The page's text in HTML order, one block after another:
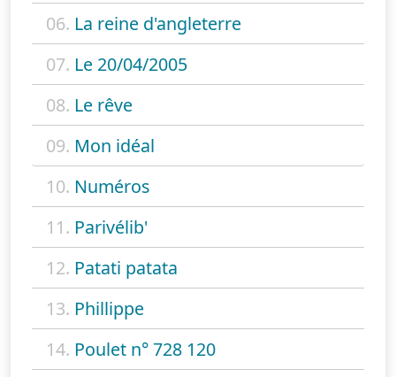
06. La reine d'angleterre
07. Le 20/04/2005
08. Le rêve
09. Mon idéal
10. Numéros
11. Parivélib'
12. Patati patata
13. Phillippe
14. Poulet n° 728 120